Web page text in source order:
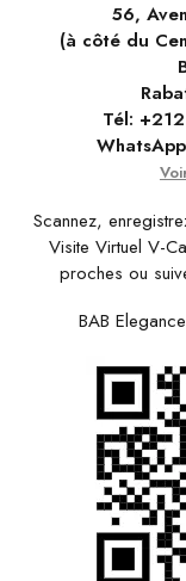
56,
(à côté du
Tél:
Scannez,
Visite Virtuel V-
proches ou
BAB